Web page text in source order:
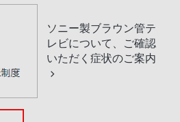
ソニー製ブラウン管テ
レビについて、ご確認
いただく症状のご案内